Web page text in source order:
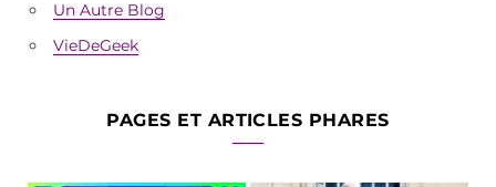
Un Autre Blog
VieDeGeek
PAGES ET ARTICLES PHARES